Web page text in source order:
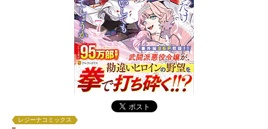
レジーナコミックス